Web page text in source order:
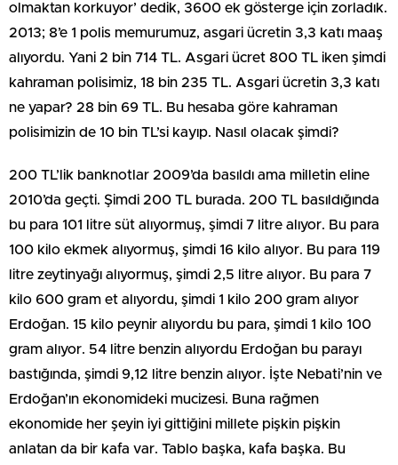
olmaktan korkuyor’ dedik, 3600 ek gösterge için zorladık.
2013; 8’e 1 polis memurumuz, asgari ücretin 3,3 katı maaş
alıyordu. Yani 2 bin 714 TL. Asgari ücret 800 TL iken şimdi
kahraman polisimiz, 18 bin 235 TL. Asgari ücretin 3,3 katı
ne yapar? 28 bin 69 TL. Bu hesaba göre kahraman
polisimizin de 10 bin TL’si kayıp. Nasıl olacak şimdi?
200 TL’lik banknotlar 2009’da basıldı ama milletin eline
2010’da geçti. Şimdi 200 TL burada. 200 TL basıldığında
bu para 101 litre süt alıyormuş, şimdi 7 litre alıyor. Bu para
100 kilo ekmek alıyormuş, şimdi 16 kilo alıyor. Bu para 119
litre zeytinyağı alıyormuş, şimdi 2,5 litre alıyor. Bu para 7
kilo 600 gram et alıyordu, şimdi 1 kilo 200 gram alıyor
Erdoğan. 15 kilo peynir alıyordu bu para, şimdi 1 kilo 100
gram alıyor. 54 litre benzin alıyordu Erdoğan bu parayı
bastığında, şimdi 9,12 litre benzin alıyor. İşte Nebati’nin ve
Erdoğan’ın ekonomideki mucizesi. Buna rağmen
ekonomide her şeyin iyi gittiğini millete pişkin pişkin
anlatan da bir kafa var. Tablo başka, kafa başka. Bu